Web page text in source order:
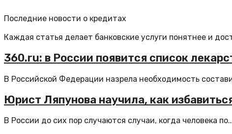
Последние новости о кредитах
Каждая статья делает банковские услуги понятнее и
360.ru: в России появится список
В Российской Федерации назрела необходимость
Юрист Ляпунова научила, как
В России до сих пор случаются случаи, когда человека